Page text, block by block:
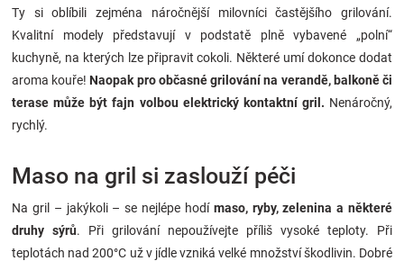
Ty si oblíbili zejména náročnější milovníci častějšího grilování.
Kvalitní modely představují v podstatě plně vybavené „polní“
kuchyně, na kterých lze připravit cokoli. Některé umí dokonce dodat
aroma kouře!Naopak pro občasné grilování na verandě, balkoně či
terase může být fajn volbou elektrický kontaktní gril. Nenáročný,
rychlý.
Maso na gril si zaslouží péči
Na gril – jakýkoli – se nejlépe hodí maso, ryby, zelenina a některé
druhy sýrů. Při grilování nepoužívejte příliš vysoké teploty. Při
teplotách nad 200°C už v jídle vzniká velké množství škodlivin. Dobré